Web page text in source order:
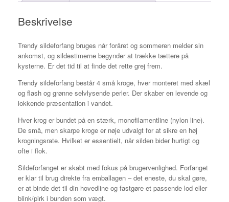
Beskrivelse
Trendy sildeforfang bruges når foråret og sommeren melder sin
ankomst, og sildestimerne begynder at trække tættere på
kysterne. Er det tid til at finde det rette grej frem.
Trendy sildeforfang består 4 små kroge, hver monteret med skæl
og flash og grønne selvlysende perler. Der skaber en levende og
lokkende præsentation i vandet.
Hver krog er bundet på en stærk, monofilamentline (nylon line).
De små, men skarpe kroge er nøje udvalgt for at sikre en høj
krogningsrate. Hvilket er essentielt, når silden bider hurtigt og
ofte i flok.
Sildeforfanget er skabt med fokus på brugervenlighed. Forfanget
er klar til brug direkte fra emballagen – det eneste, du skal gøre,
er at binde det til din hovedline og fastgøre et passende lod eller
blink/pirk i bunden som vægt.